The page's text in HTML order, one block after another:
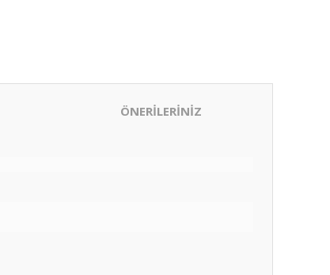
ÖNERİLERİNİZ